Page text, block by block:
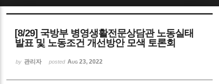
[8/29] 국방부 병영생활전문상담관 노동실태
발표 및 노동조건 개선방안 모색 토론회
by 관리자 posted Aug 23, 2022
Sketchbook5, 스케치북5